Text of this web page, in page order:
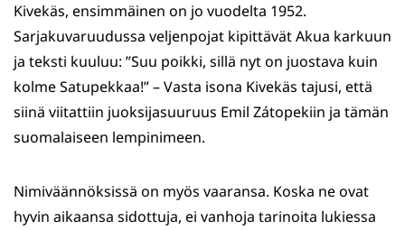
Kivekäs, ensimmäinen on jo vuodelta 1952.
Sarjakuvaruudussa veljenpojat kipittävät Akua karkuun
ja teksti kuuluu: ”Suu poikki, sillä nyt on juostava kuin
kolme Satupekkaa!” – Vasta isona Kivekäs tajusi, että
siinä viitattiin juoksijasuuruus Emil Zátopekiin ja tämän
suomalaiseen lempinimeen.
Nimiväännöksissä on myös vaaransa. Koska ne ovat
hyvin aikaansa sidottuja, ei vanhoja tarinoita lukiessa